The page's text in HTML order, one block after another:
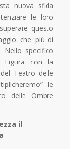
nuova sfida
le loro
questo
che più di
Nello specifico
Figura con la
Teatro delle
le
delle Ombre
il